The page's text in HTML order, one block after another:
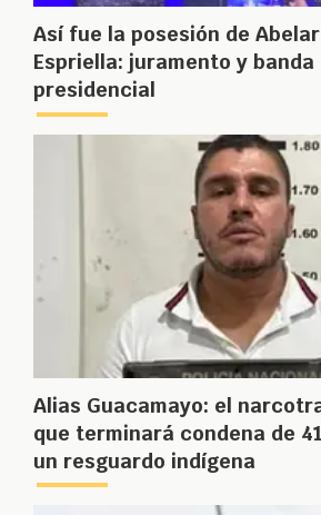
Así fue la posesión de
Espriella: juramento y banda
presidencial
Alias Guacamayo: el
que terminará condena de
un resguardo indígena